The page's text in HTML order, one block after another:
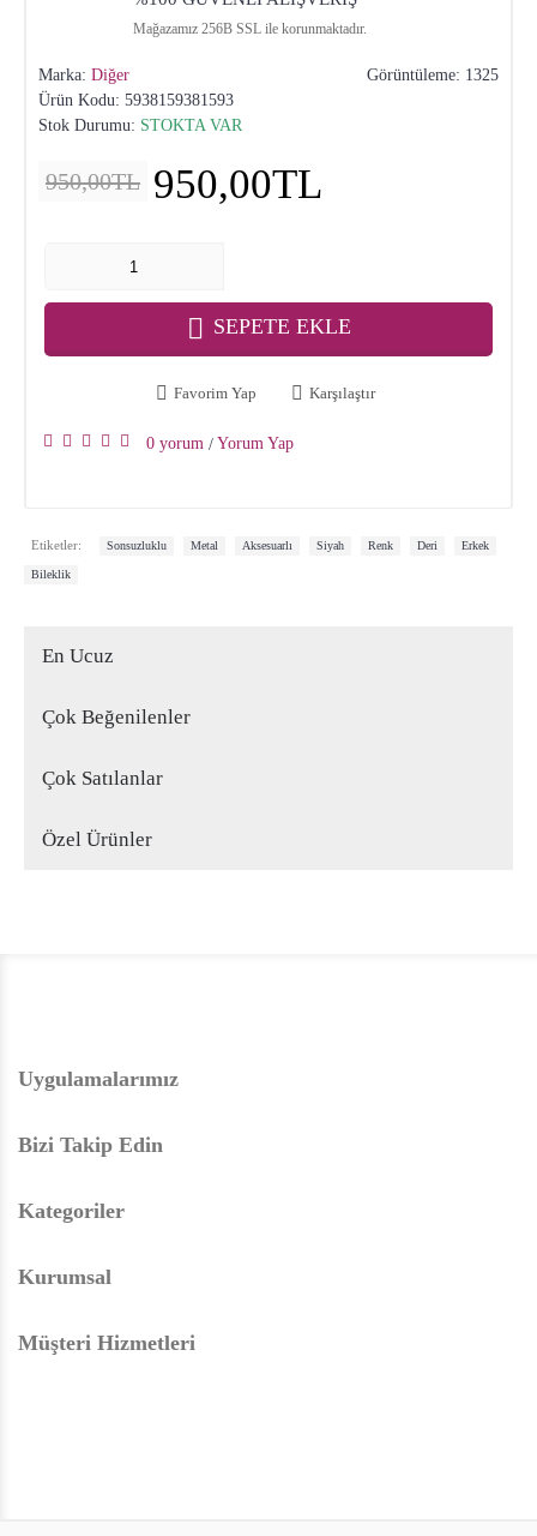
Mağazamız 256B SSL ile korunmaktadır.
Görüntüleme: 1325
Marka: Diğer
Ürün Kodu: 5938159381593
Stok Durumu: STOKTA VAR
950,00TL 950,00TL
SEPETE EKLE
Favorim Yap Karşılaştır
0 yorum / Yorum Yap
Etiketler: Sonsuzluklu Metal Aksesuarlı Siyah Renk Deri Erkek
Bileklik
En Ucuz
Çok Beğenilenler
Çok Satılanlar
Özel Ürünler
Uygulamalarımız
Bizi Takip Edin
Kategoriler
Kurumsal
Müşteri Hizmetleri